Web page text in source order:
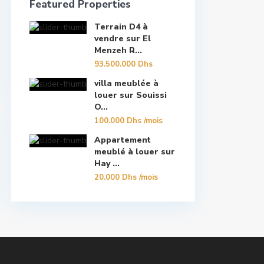
Featured Properties
Terrain D4 à
vendre sur El
Menzeh R...
93.500.000 Dhs
villa meublée à
louer sur Souissi
O...
100.000 Dhs/mois
Appartement
meublé à louer sur
Hay ...
20.000 Dhs/mois